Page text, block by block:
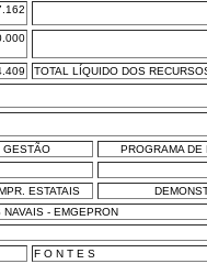
TOTAL LÍQUIDO DOS
GESTÃO
PROGRAMA
ESTATAIS
- EMGEPRON
F O N T E S